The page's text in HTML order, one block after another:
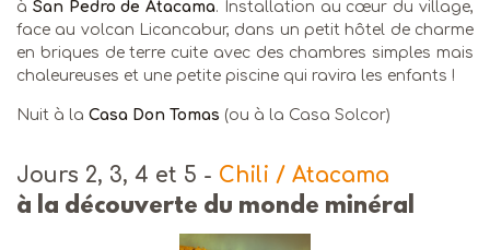
à San Pedro de Atacama. Installation au cœur du village,
face au volcan Licancabur, dans un petit hôtel de charme
en briques de terre cuite avec des chambres simples mais
chaleureuses et une petite piscine qui ravira les enfants !
Nuit à la Casa Don Tomas (ou à la Casa Solcor)
Jours 2, 3, 4 et 5 - Chili / Atacama
à la découverte du monde minéral